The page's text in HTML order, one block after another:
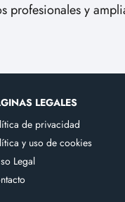
profesionales y
LEGALES
de privacidad
y uso de cookies
Legal